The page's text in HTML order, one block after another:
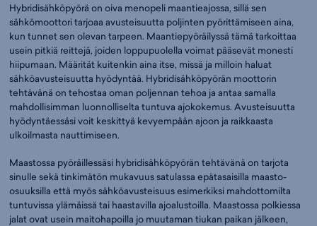
Hybridisähköpyörä on oiva menopeli maantieajossa, sillä sen
sähkömoottori tarjoaa avusteisuutta poljinten pyörittämiseen aina,
kun tunnet sen olevan tarpeen. Maantiepyöräilyssä tämä tarkoittaa
usein pitkiä reittejä, joiden loppupuolella voimat pääsevät monesti
hiipumaan. Määrität kuitenkin aina itse, missä ja milloin haluat
sähköavusteisuutta hyödyntää. Hybridisähköpyörän moottorin
tehtävänä on tehostaa oman poljennan tehoa ja antaa samalla
mahdollisimman luonnolliselta tuntuva ajokokemus. Avusteisuutta
hyödyntäessäsi voit keskittyä kevyempään ajoon ja raikkaasta
ulkoilmasta nauttimiseen.
Maastossa pyöräillessäsi hybridisähköpyörän tehtävänä on tarjota
sinulle sekä tinkimätön mukavuus satulassa epätasaisilla maasto-
osuuksilla että myös sähköavusteisuus esimerkiksi mahdottomilta
tuntuvissa ylämäissä tai haastavilla ajoalustoilla. Maastossa polkiessa
jalat ovat usein maitohapoilla jo muutaman tiukan paikan jälkeen,